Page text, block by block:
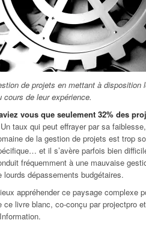
de projets en mettant à
cours de leur expérience.
vous que seulement 32% des
Un taux qui peut effrayer par sa
de la gestion de projets est trop
et il s’avère parfois bien
fréquemment à une mauvaise
lourds dépassements budgétaires.
appréhender ce paysage complexe
ce livre blanc, co-conçu par projectpro